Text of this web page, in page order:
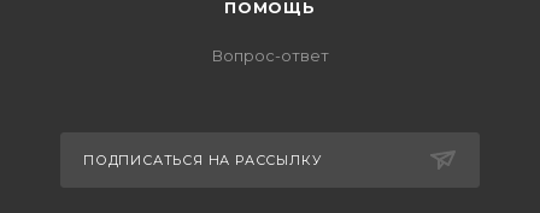
ПОМОЩЬ
Вопрос-ответ
ПОДПИСАТЬСЯ НА РАССЫЛКУ